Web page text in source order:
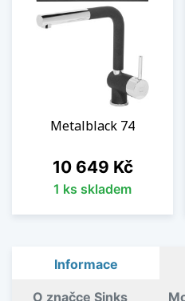
Metalblack 74
Cena
10 649 Kč
1 ks skladem
Informace
O značce Sinks